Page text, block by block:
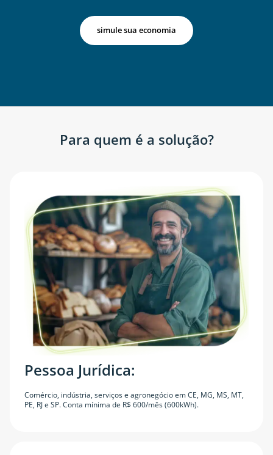
simule sua economia
Para quem é a solução?
Pessoa Jurídica:
Comércio, indústria, serviços e agronegócio em CE, MG, MS, MT,
PE, RJ e SP. Conta mínima de R$ 600/mês (600kWh).